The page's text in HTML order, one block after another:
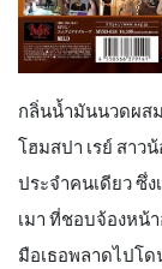
กลิ่นน้ำมันนวดผสม
โฮมสปา เรย์ สาว
ประจำคนเดียว ซึ่
เมา ที่ชอบจ้องหน้
มือเธอพลาดไปโ